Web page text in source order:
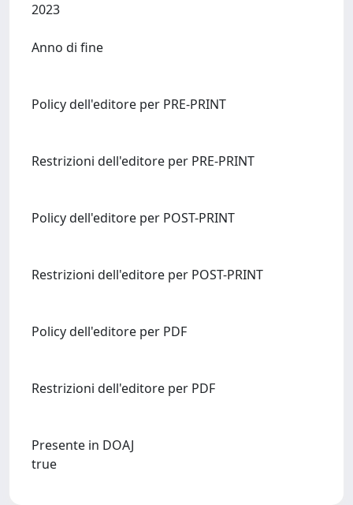
Anno di fine
Policy dell'editore per PRE-PRINT
Restrizioni dell'editore per PRE-PRINT
Policy dell'editore per POST-PRINT
Restrizioni dell'editore per POST-PRINT
Policy dell'editore per PDF
Restrizioni dell'editore per PDF
Presente in DOAJ